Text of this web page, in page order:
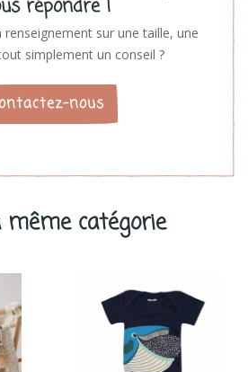
répondre !
renseignement sur une taille, une
simplement un conseil ?
nous
même catégorie